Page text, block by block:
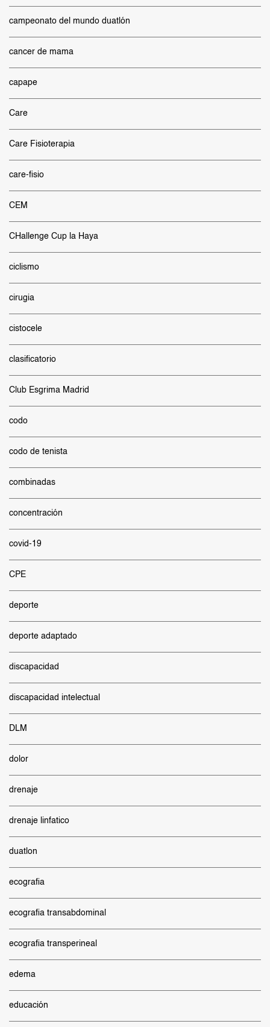
campeonato del mundo duatlón
cancer de mama
capape
Care
Care Fisioterapia
care-fisio
CEM
CHallenge Cup la Haya
ciclismo
cirugia
cistocele
clasificatorio
Club Esgrima Madrid
codo
codo de tenista
combinadas
concentración
covid-19
CPE
deporte
deporte adaptado
discapacidad
discapacidad intelectual
DLM
dolor
drenaje
drenaje linfatico
duatlon
ecografia
ecografia transabdominal
ecografia transperineal
edema
educación